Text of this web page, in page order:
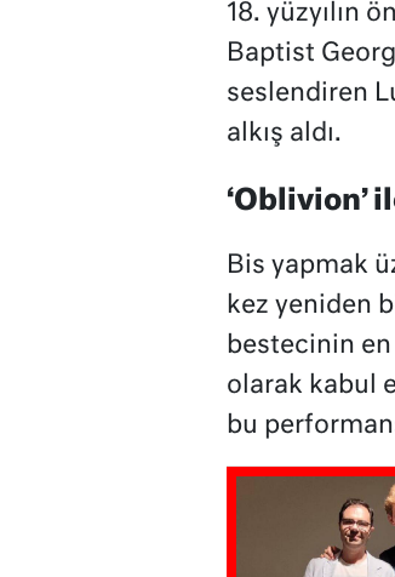
18. yüzyılın
Baptist
seslendiren
alkış aldı.
‘Oblivion’
Bis yapmak
kez yeniden
bestecinin
olarak kabul
bu